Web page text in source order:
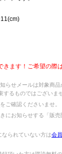
ます！ご希望の際
らせメールは対象商
るものではございま
をご確認くださいませ。
にお知らせする「販
られていない方は会